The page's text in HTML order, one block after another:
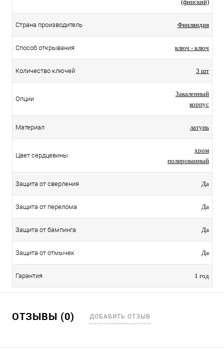
(финский)
Страна производитель Финляндия
Способ открывания ключ - ключ
Количество ключей 3 шт
Опции
Закаленный
корпус
Материал латунь
Цвет сердцевины
хром
полированный
Защита от сверления Да
Защита от перелома Да
Защита от бампинга Да
Защита от отмычек Да
Гарантия 1 год
ОТЗЫВЫ (0) ДОБАВИТЬ ОТЗЫВ